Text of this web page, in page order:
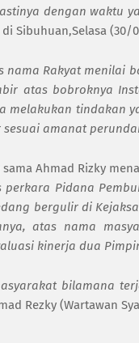
dengan waktu
Sibuhuan,Selasa (30/
nama Rakyat menilai
atas bobroknya
melakukan tindakan
amanat
Ahmad Rizky
Pidana
bergulir di
atas nama
kinerja dua
bilamana
Rezky (Wartawan